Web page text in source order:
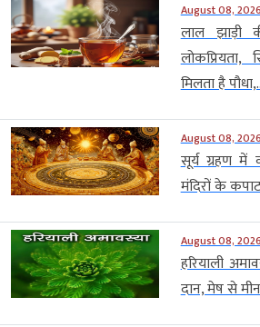
August 08,
लाल झाड़ी
मिलता है
August 08,
सूर्य ग्रहण
मंदिरों के
August 08,
हरियाली
दान, मेष से